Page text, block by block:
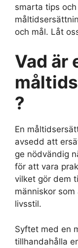
smarta tips
och mål. Låt
Vad är
?
En
avsedd att
ge nödvändig
för att vara
vilket gör dem
människor
livsstil.
Syftet med en
tillhandahålla